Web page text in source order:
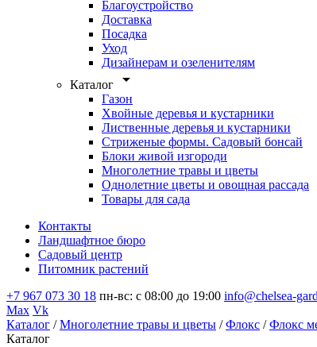
Благоустройство
Доставка
Посадка
Уход
Дизайнерам и озеленителям
Каталог
arrow_drop_down
Газон
Хвойные деревья и кустарники
Лиственные деревья и кустарники
Стриженые формы. Садовый бонсай
Блоки живой изгороди
Многолетние травы и цветы
Однолетние цветы и овощная рассада
Товары для сада
Контакты
Ландшафтное бюро
Садовый центр
Питомник растений
+7 967 073 30 18 пн-вс: с 08:00 до 19:00 info@chelsea-
Max Vk
Каталог /Многолетние травы и цветы /Флокс /Флокс
Каталог